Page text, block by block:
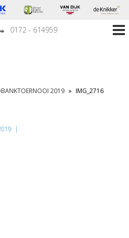
0172 - 614959
2019 » IMG_2716
|